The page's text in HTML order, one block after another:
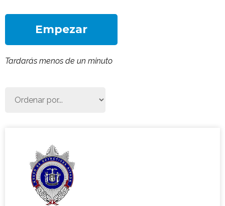
Empezar
Tardarás menos de un minuto